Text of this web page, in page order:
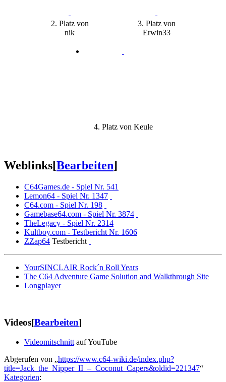
2. Platz von
nik
3. Platz von
Erwin33
4. Platz von Keule
Weblinks[Bearbeiten]
C64Games.de - Spiel Nr. 541
Lemon64 - Spiel Nr. 1347
C64.com - Spiel Nr. 198
Gamebase64.com - Spiel Nr. 3874
TheLegacy - Spiel Nr. 2314
Kultboy.com - Testbericht Nr. 1606
ZZap64 Testbericht
YourSINCLAIR Rock´n Roll Years
The C64 Adventure Game Solution and Walkthrough Site
Longplayer
Videos[Bearbeiten]
Videomitschnitt auf YouTube
Abgerufen von „https://www.c64-wiki.de/index.php?
title=Jack_the_Nipper_II_–_Coconut_Capers&oldid=221347“
Kategorien: